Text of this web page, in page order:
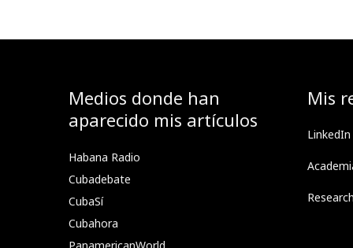
Medios donde han
aparecido mis artículos
Habana Radio
Cubadebate
CubaSí
Cubahora
PanamericanWorld
Mis
LinkedIn